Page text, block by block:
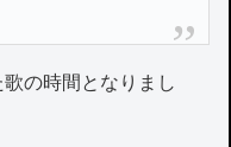
の時間となりまし